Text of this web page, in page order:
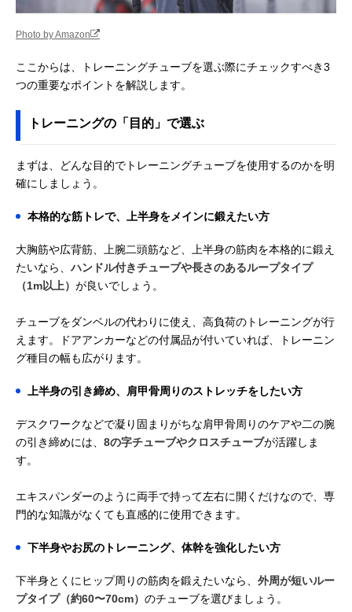
Photo by Amazon
ここからは、トレーニングチューブを選ぶ際にチェックすべき3
つの重要なポイントを解説します。
トレーニングの「目的」で選ぶ
まずは、どんな目的でトレーニングチューブを使用するのかを明
確にしましょう。
本格的な筋トレで、上半身をメインに鍛えたい方
大胸筋や広背筋、上腕二頭筋など、上半身の筋肉を本格的に鍛え
たいなら、ハンドル付きチューブや長さのあるループタイプ
（1m以上） が良いでしょう。
チューブをダンベルの代わりに使え、高負荷のトレーニングが行
えます。ドアアンカーなどの付属品が付いていれば、トレーニン
グ種目の幅も広がります。
上半身の引き締め、肩甲骨周りのストレッチをしたい方
デスクワークなどで凝り固まりがちな肩甲骨周りのケアや二の腕
の引き締めには、 8の字チューブやクロスチューブが活躍しま
す。
エキスパンダーのように両手で持って左右に開くだけなので、専
門的な知識がなくても直感的に使用できます。
下半身やお尻のトレーニング、体幹を強化したい方
下半身とくにヒップ周りの筋肉を鍛えたいなら、 外周が短いルー
プタイプ（約60〜70cm） のチューブを選びましょう。